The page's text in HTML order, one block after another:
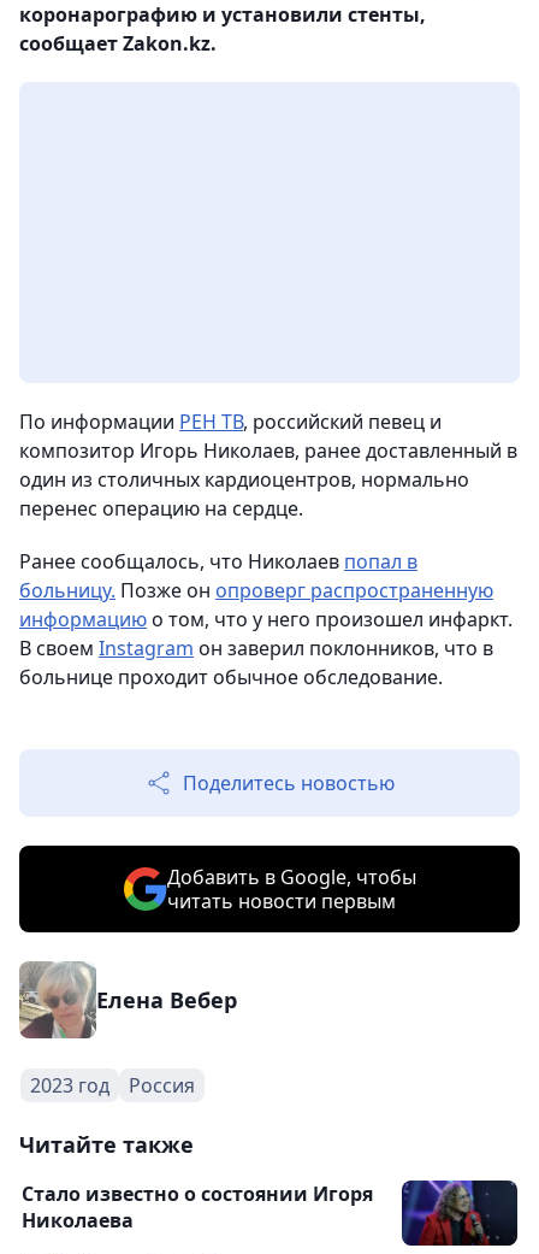
коронарографию и установили стенты,
сообщает Zakon.kz.
По информации РЕН ТВ, российский певец и
композитор Игорь Николаев, ранее доставленный в
один из столичных кардиоцентров, нормально
перенес операцию на сердце.
Ранее сообщалось, что Николаев попал в
больницу. Позже он опроверг распространенную
информациюо том, что у него произошел инфаркт.
В своем Instagram он заверил поклонников, что в
больнице проходит обычное обследование.
Поделитесь новостью
Добавить в Google, чтобы
читать новости первым
Елена Вебер
2023 год Россия
Читайте также
Стало известно о состоянии Игоря
Николаева